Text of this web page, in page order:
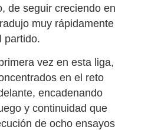
de seguir creciendo en
muy rápidamente
partido.
vez en esta liga,
en el reto
encadenando
y continuidad que
de ocho ensayos